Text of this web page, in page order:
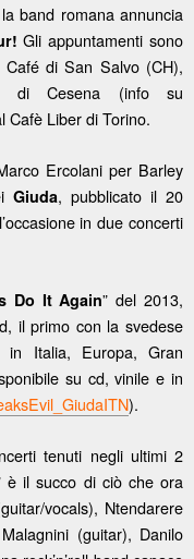
band romana annuncia
Gli appuntamenti sono
di San Salvo (CH),
di Cesena (info su
Cafè Liber di Torino.
Ercolani per Barley
Giuda, pubblicato il 20
in due concerti
Do It Again” del 2013,
il primo con la svedese
Italia, Europa, Gran
su cd, vinile e in
).
tenuti negli ultimi 2
è il succo di ciò che ora
vocals), Ntendarere
(guitar), Danilo